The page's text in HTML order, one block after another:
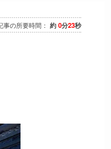
事の所要時間： 約 0分23秒